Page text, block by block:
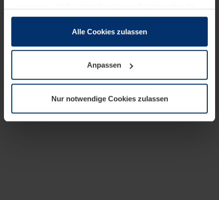
sie im Rahmen Ihrer Nutzung der Dienste gesammelt
wenn diese für den Betrieb dieser Seite unbedingt
notwendig sind. Für alle anderen Cookie-Typen benötigen
wir Ihre Erlaubnis. Ihre Einwilligung können Sie jederzeit
Datenschutzerklärungunserer Website ändern oder
widerrufen.
Alle Cookies zulassen
Anpassen
Nur notwendige Cookies zulassen